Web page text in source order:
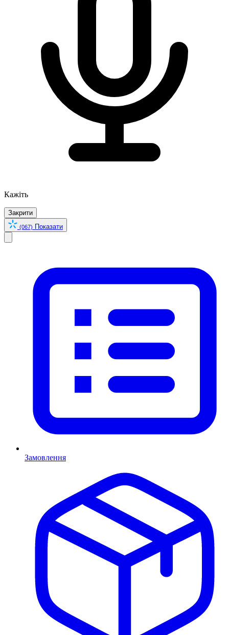
Кажіть
Закрити
(067) Показати
Замовлення